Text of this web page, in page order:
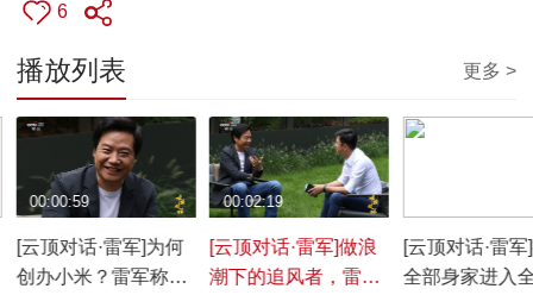
6
播放列表 更多 >
[云顶对话·雷军]为何
创办小米？雷军称他
00:00:59
[云顶对话·雷军]做浪
潮下的追风者，雷军
00:02:19
[云顶对话·雷军
全部身家进入